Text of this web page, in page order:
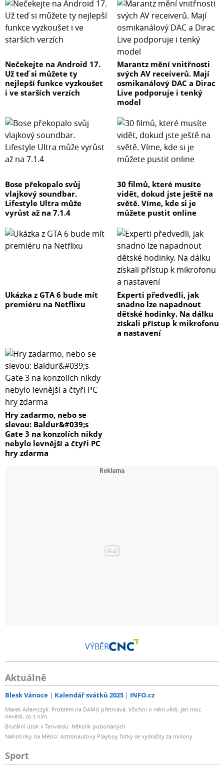
Nečekejte na Android 17.
Už teď si můžete ty
nejlepší funkce vyzkoušet
i ve starších verzích
Marantz mění vnitřnosti
svých AV receiverů. Mají
osmikanálový DAC a Dirac
Live podporuje i tenký
model
Bose překopalo svůj
vlajkový soundbar.
Lifestyle Ultra může
vyrůst až na 7.1.4
30 filmů, které musíte
vidět, dokud jste ještě na
světě. Víme, kde si je
můžete pustit online
Ukázka z GTA 6 bude mít
premiéru na Netflixu
Experti předvedli, jak
snadno lze napadnout
dětské hodinky. Na dálku
získali přístup k mikrofonu
a nastavení
Hry zadarmo, nebo se
slevou: Baldur&#039;s
Gate 3 na konzolích nikdy
nebylo levnější a čtyři PC
hry zdarma
VÝBĚR
Aktuálně
Blesk Vánoce Kalendář svátků 2025 INFO.cz
Marek Adamczyk: Problém na DAMU přetrvává. Všichni o něm vědí, jen moc
nevědí, co s ním
Brutální útok v Tanvaldu: Několik pobodaných
Nahotinky na Měsíci: Astronautovy Playboy fotky se vydražily za miliony
Sport